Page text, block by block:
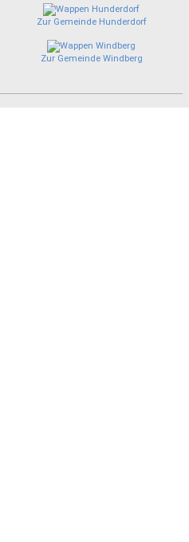
Zur Gemeinde Hunderdorf
Zur Gemeinde Windberg